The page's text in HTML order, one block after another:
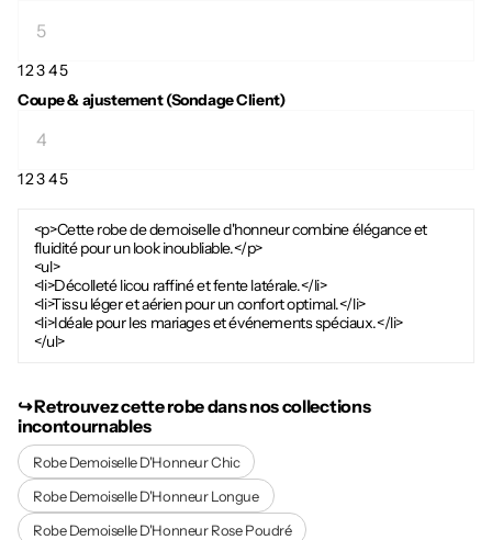
12345
Coupe & ajustement (Sondage Client)
12345
<p>Cette robe de demoiselle d'honneur combine élégance et
fluidité pour un look inoubliable.</p>
<ul>
<li>Décolleté licou raffiné et fente latérale.</li>
<li>Tissu léger et aérien pour un confort optimal.</li>
<li>Idéale pour les mariages et événements spéciaux.</li>
</ul>
↪︎ Retrouvez cette robe dans nos collections
incontournables
Robe Demoiselle D'Honneur Chic
Robe Demoiselle D'Honneur Longue
Robe Demoiselle D'Honneur Rose Poudré